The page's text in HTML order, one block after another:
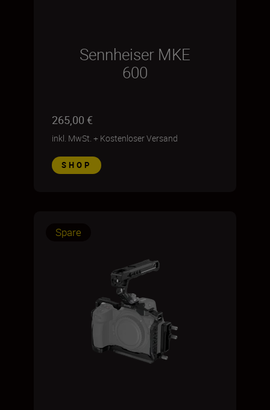
Sennheiser MKE
600
265,00 €
inkl. MwSt. + Kostenloser Versand
SHOP
Spare